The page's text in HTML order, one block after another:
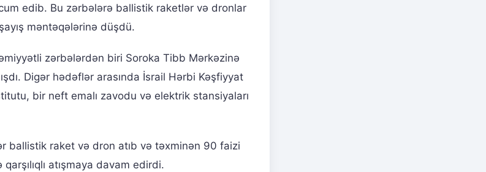
edib. Bu zərbələrə ballistik raketlər və dronlar
məntəqələrinə düşdü.
zərbələrdən biri Soroka Tibb Mərkəzinə
Digər hədəflər arasında İsrail Hərbi Kəşfiyyat
bir neft emalı zavodu və elektrik stansiyaları
ballistik raket və dron atıb və təxminən 90 faizi
atışmaya davam edirdi.